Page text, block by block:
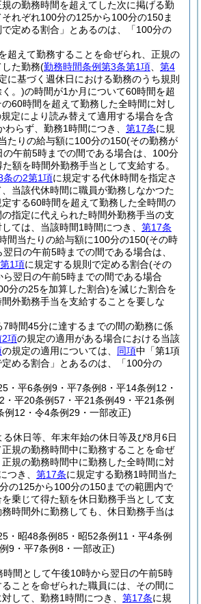
の勤務時間を超えてした次に掲げる勤
れぞれ100分の125から100分の150ま
定める割合」とあるのは、「100分の
超えて勤務することを命ぜられ、正規の
た勤務(勤務時間条例第3条第1項
第4
に基づく週休日における勤務のうち規則
。)の時間が1か月について60時間を超
60時間を超えて勤務した全時間に対し
定により読み替えて適用する場合を含
わらず、勤務1時間につき、 第17条に規
たりの給与額に100分の150(その勤務が
午前5時までの間である場合は、100分
額を時間外勤務手当として支給する。
条の2第1項に規定する代休時間を指定さ
当該代休時間に職員が勤務しなかつた
定する60時間を超えて勤務した全時間の
指定に代えられた時間外勤務手当の支
ては、当該時間1時間につき、 第17条
間当たりの給与額に100分の150(その時
日の午前5時までの間である場合は、
第1項に規定する規則で定める割合(その
翌日の午前5時までの間である場合
分の25を加算した割合)を減じた割合を
外勤務手当を支給することを要しな
7時間45分に達するまでの間の勤務に係
2項の規定の適用がある場合における当該
の規定の適用については、 同項中「第1項
める割合」とあるのは、「100分の
・平6条例9・平7条例8・平14条例12・
・平20条例57・平21条例49・平21条例
例12・令4条例29・一部改正)
る休日等、年末年始の休日等及び8月6日
規の勤務時間中に勤務することを命ぜ
規の勤務時間中に勤務した全時間に対
つき、 第17条に規定する勤務1時間当た
の125から100分の150までの範囲内で
乗じて得た額を休日勤務手当として支
時間外に勤務しても、休日勤務手当は
・昭48条例85・昭52条例11・平4条例
9・平7条例8・一部改正)
時間として午後10時から翌日の午前5時
ことを命ぜられた職員には、その間に
して、勤務1時間につき、 第17条に規